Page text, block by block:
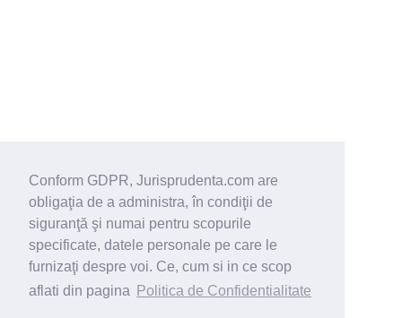
Conform GDPR, Jurisprudenta.com are
obligaţia de a administra, în condiţii de
siguranţă şi numai pentru scopurile
specificate, datele personale pe care le
furnizaţi despre voi. Ce, cum si in ce scop
aflati din pagina
Politica de Confidentialitate